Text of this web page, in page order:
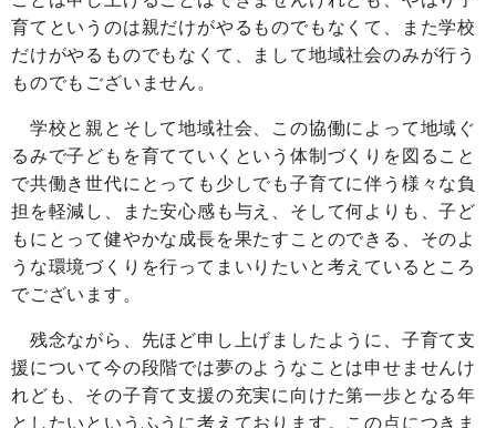
育てというのは親だけがやるものでもなくて、また学校
だけがやるものでもなくて、まして地域社会のみが行う
ものでもございません。
学校と親とそして地域社会、この協働によって地域ぐ
るみで子どもを育てていくという体制づくりを図ること
で共働き世代にとっても少しでも子育てに伴う様々な負
担を軽減し、また安心感も与え、そして何よりも、子ど
もにとって健やかな成長を果たすことのできる、そのよ
うな環境づくりを行ってまいりたいと考えているところ
でございます。
残念ながら、先ほど申し上げましたように、子育て支
援について今の段階では夢のようなことは申せませんけ
れども、その子育て支援の充実に向けた第一歩となる年
としたいというふうに考えております。この点につきま